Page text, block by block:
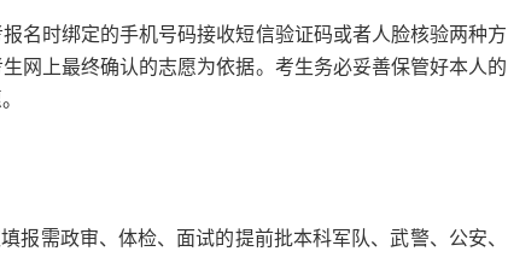
时绑定的手机号码接收短信验证码或者人脸核验两种方
网上最终确认的志愿为依据。考生务必妥善保管好本人的
需政审、体检、面试的提前批本科军队、武警、公安、